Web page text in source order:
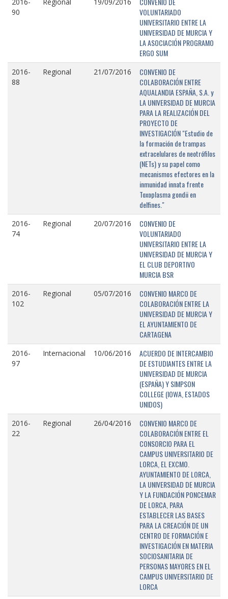
90
VOLUNTARIADO
UNIVERSITARIO ENTRE LA
UNIVERSIDAD DE MURCIA Y
LA ASOCIACIÓN PROGRAMO
ERGO SUM
2016-
88
Regional 21/07/2016
CONVENIO DE
COLABORACIÓN ENTRE
AQUALANDIA ESPAÑA, S.A. y
LA UNIVERSIDAD DE MURCIA
PARA LA REALIZACIÓN DEL
PROYECTO DE
INVESTIGACIÓN "Estudio de
la formación de trampas
extracelulares de neotrófilos
(NETs) y su papel como
mecanismos efectores en la
inmunidad innata frente
Toxoplasma gondii en
delfines."
2016-
74
Regional 20/07/2016
CONVENIO DE
VOLUNTARIADO
UNIVERSITARIO ENTRE LA
UNIVERSIDAD DE MURCIA Y
EL CLUB DEPORTIVO
MURCIA BSR
2016-
102
Regional 05/07/2016
CONVENIO MARCO DE
COLABORACIÓN ENTRE LA
UNIVERSIDAD DE MURCIA Y
EL AYUNTAMIENTO DE
CARTAGENA
2016-
97
Internacional 10/06/2016
ACUERDO DE INTERCAMBIO
DE ESTUDIANTES ENTRE LA
UNIVERSIDAD DE MURCIA
(ESPAÑA) Y SIMPSON
COLLEGE (IOWA, ESTADOS
UNIDOS)
2016-
22
Regional 26/04/2016
CONVENIO MARCO DE
COLABORACIÓN ENTRE EL
CONSORCIO PARA EL
CAMPUS UNIVERSITARIO DE
LORCA, EL EXCMO.
AYUNTAMIENTO DE LORCA,
LA UNIVERSIDAD DE MURCIA
Y LA FUNDACIÓN PONCEMAR
DE LORCA, PARA
ESTABLECER LAS BASES
PARA LA CREACIÓN DE UN
CENTRO DE FORMACIÓN E
INVESTIGACIÓN EN MATERIA
SOCIOSANITARIA DE
PERSONAS MAYORES EN EL
CAMPUS UNIVERSITARIO DE
LORCA